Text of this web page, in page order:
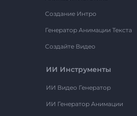
Создание Интро
Генератор Анимации Текста
Создайте Видео
ИИ Инструменты
ИИ Видео Генератор
ИИ Генератор Анимации